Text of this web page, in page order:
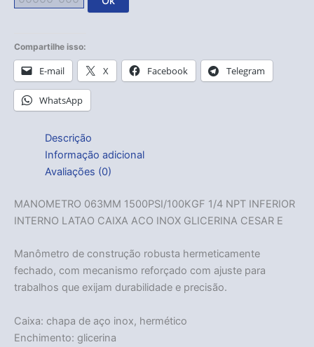
Compartilhe isso:
E-mail X Facebook Telegram
WhatsApp
Descrição
Informação adicional
Avaliações (0)
MANOMETRO 063MM 1500PSI/100KGF 1/4 NPT INFERIOR
INTERNO LATAO CAIXA ACO INOX GLICERINA CESAR E
Manômetro de construção robusta hermeticamente
fechado, com mecanismo reforçado com ajuste para
trabalhos que exijam durabilidade e precisão.
Caixa: chapa de aço inox, hermético
Enchimento: glicerina